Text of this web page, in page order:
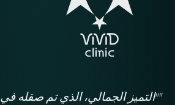
""التميز الجمالي، الذي تم صقله في